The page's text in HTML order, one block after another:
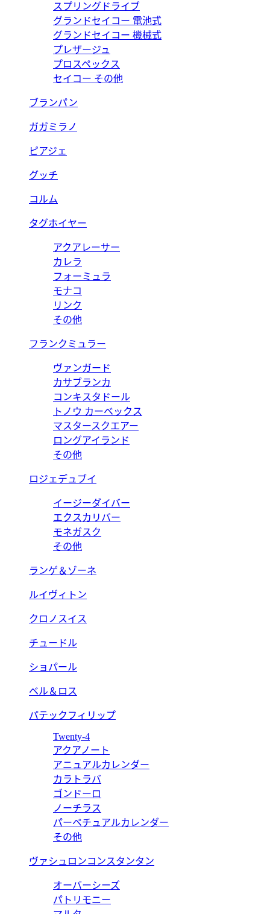
スプリングドライブ
グランドセイコー 電池式
グランドセイコー 機械式
プレザージュ
プロスペックス
セイコー その他
ブランパン
ガガミラノ
ピアジェ
グッチ
コルム
タグホイヤー
アクアレーサー
カレラ
フォーミュラ
モナコ
リンク
その他
フランクミュラー
ヴァンガード
カサブランカ
コンキスタドール
トノウ カーベックス
マスタースクエアー
ロングアイランド
その他
ロジェデュブイ
イージーダイバー
エクスカリバー
モネガスク
その他
ランゲ＆ゾーネ
ルイヴィトン
クロノスイス
チュードル
ショパール
ベル＆ロス
パテックフィリップ
Twenty-4
アクアノート
アニュアルカレンダー
カラトラバ
ゴンドーロ
ノーチラス
パーペチュアルカレンダー
その他
ヴァシュロンコンスタンタン
オーバーシーズ
パトリモニー